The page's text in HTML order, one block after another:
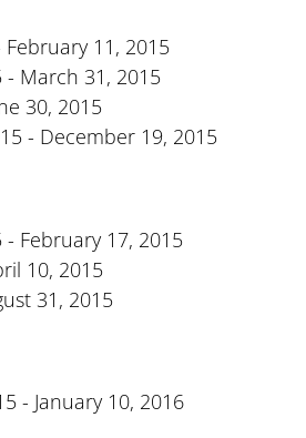
February 11, 2015
- March 31, 2015
30, 2015
- December 19, 2015
February 17, 2015
10, 2015
31, 2015
- January 10, 2016